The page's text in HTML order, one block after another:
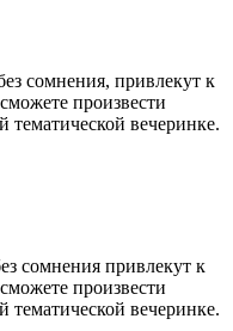
сомнения, привлекут к
произвести
тематической вечеринке.
сомнения привлекут к
произвести
тематической вечеринке.